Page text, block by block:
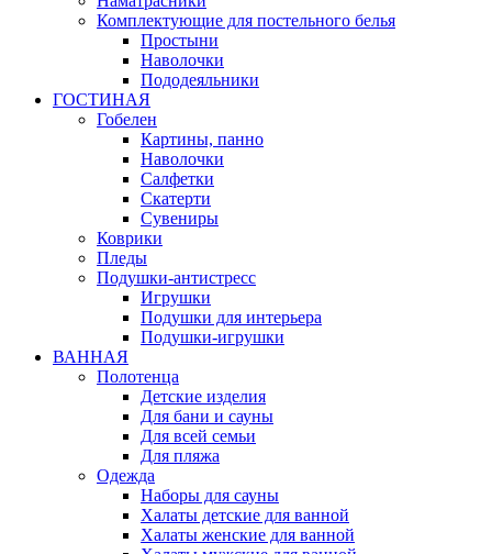
Комплектующие для постельного белья
Простыни
Наволочки
Пододеяльники
ГОСТИНАЯ
Гобелен
Картины, панно
Наволочки
Салфетки
Скатерти
Сувениры
Коврики
Пледы
Подушки-антистресс
Игрушки
Подушки для интерьера
Подушки-игрушки
ВАННАЯ
Полотенца
Детские изделия
Для бани и сауны
Для всей семьи
Для пляжа
Одежда
Наборы для сауны
Халаты детские для ванной
Халаты женские для ванной